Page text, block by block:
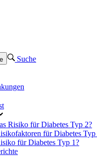
Suche
Risiko für Diabetes Typ 2?
für Diabetes Typ
für Diabetes Typ 1?